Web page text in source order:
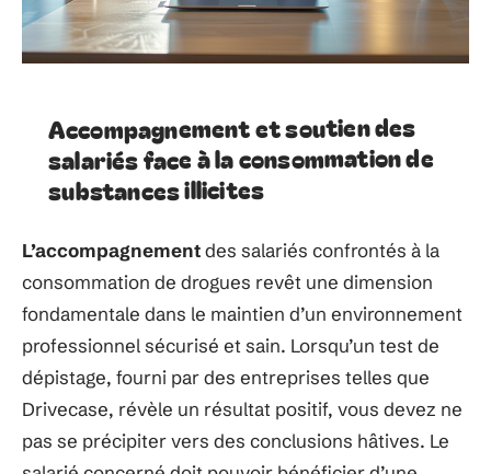
Accompagnement et soutien des
salariés face à la consommation de
substances illicites
L’accompagnementdes salariés confrontés à la
consommation de drogues revêt une dimension
fondamentale dans le maintien d’un environnement
professionnel sécurisé et sain. Lorsqu’un test de
dépistage, fourni par des entreprises telles que
Drivecase, révèle un résultat positif, vous devez ne
pas se précipiter vers des conclusions hâtives. Le